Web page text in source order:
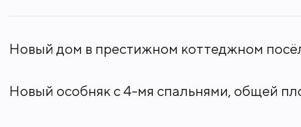
Новый дом в престижном коттеджном
Новый особняк с 4-мя спальнями, общей